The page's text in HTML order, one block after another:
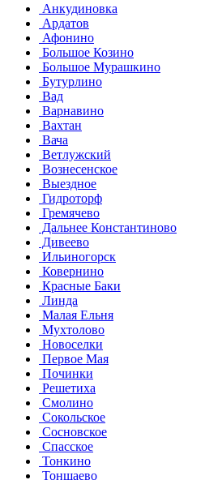
Анкудиновка
Ардатов
Афонино
Большое Козино
Большое Мурашкино
Бутурлино
Вад
Варнавино
Вахтан
Вача
Ветлужский
Вознесенское
Выездное
Гидроторф
Гремячево
Дальнее Константиново
Дивеево
Ильиногорск
Ковернино
Красные Баки
Линда
Малая Ельня
Мухтолово
Новоселки
Первое Мая
Починки
Решетиха
Смолино
Сокольское
Сосновское
Спасское
Тонкино
Тоншаево